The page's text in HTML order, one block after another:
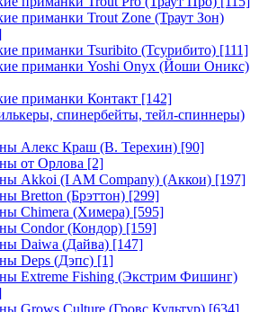
приманки Trout Zone (Траут Зон)
приманки Tsuribito (Тсурибито) [111]
приманки Yoshi Onyx (Йоши Оникс)
приманки Контакт [142]
спинербейты, тейл-спиннеры)
Алекс Краш (В. Терехин) [90]
от Орлова [2]
Akkoi (I AM Company) (Аккои) [197]
Bretton (Брэттон) [299]
Chimera (Химера) [595]
Condor (Кондор) [159]
Daiwa (Дайва) [147]
Deps (Дэпс) [1]
Extreme Fishing (Экстрим Фишинг)